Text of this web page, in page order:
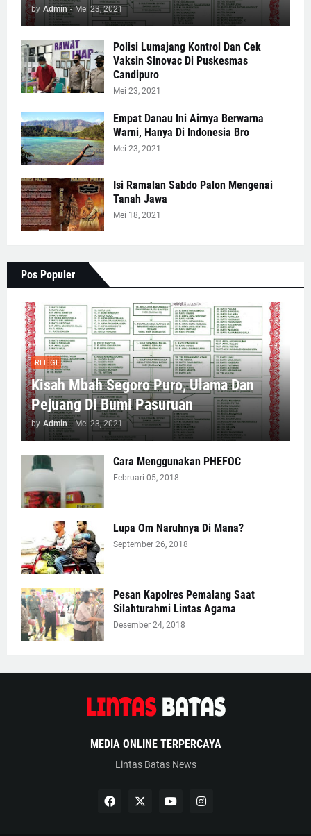
by Admin - Mei 23, 2021
Polisi Lumajang Kontrol Dan Cek
Vaksin Sinovac Di Puskesmas
Candipuro
Mei 23, 2021
Empat Danau Ini Airnya Berwarna
Warni, Hanya Di Indonesia Bro
Mei 23, 2021
Isi Ramalan Sabdo Palon Mengenai
Tanah Jawa
Mei 18, 2021
Pos Populer
RELIGI
Kisah Mbah Segoro Puro, Ulama Dan
Pejuang Di Bumi Pasuruan
by Admin - Mei 23, 2021
Cara Menggunakan PHEFOC
Februari 05, 2018
Lupa Om Naruhnya Di Mana?
September 26, 2018
Pesan Kapolres Pemalang Saat
Silahturahmi Lintas Agama
Desember 24, 2018
MEDIA ONLINE TERPERCAYA
Lintas Batas News